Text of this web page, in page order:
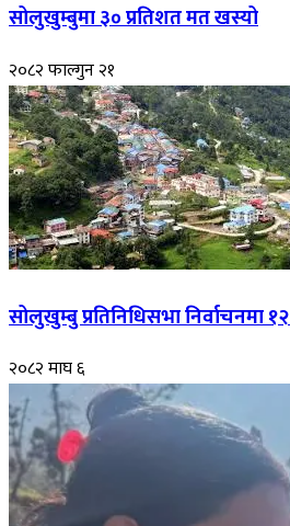
सोलुखुम्बुमा ३० प्रतिशत मत खस्यो
२०८२ फाल्गुन २१
सोलुखुम्बु प्रतिनिधिसभा निर्वाचनमा
२०८२ माघ ६